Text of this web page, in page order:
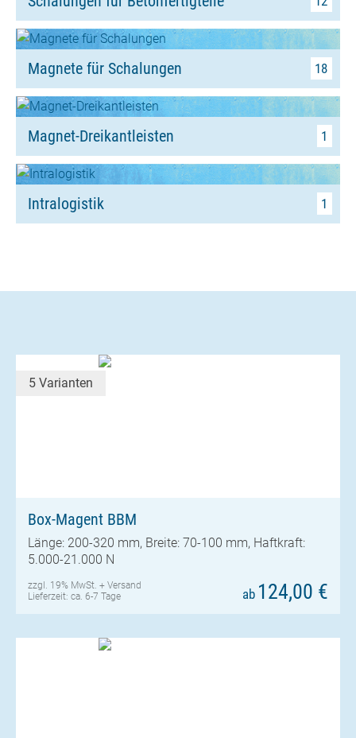
Magnete für Schalungen 18
Magnet-Dreikantleisten 1
Intralogistik 1
5 Varianten
Box-Magent BBM
Länge: 200-320 mm, Breite: 70-100 mm, Haftkraft:
5.000-21.000 N
ab 124,00 €
zzgl. 19% MwSt. + Versand
Lieferzeit: ca. 6-7 Tage